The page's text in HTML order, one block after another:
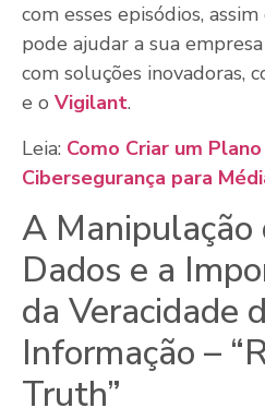
com esses episódios, assim
pode ajudar a sua
com soluções inovadoras,
e o Vigilant.
Leia: Como Criar um
Cibersegurança para
A Manipulação
Dados e a
da Veracidade
Informação –
Truth”